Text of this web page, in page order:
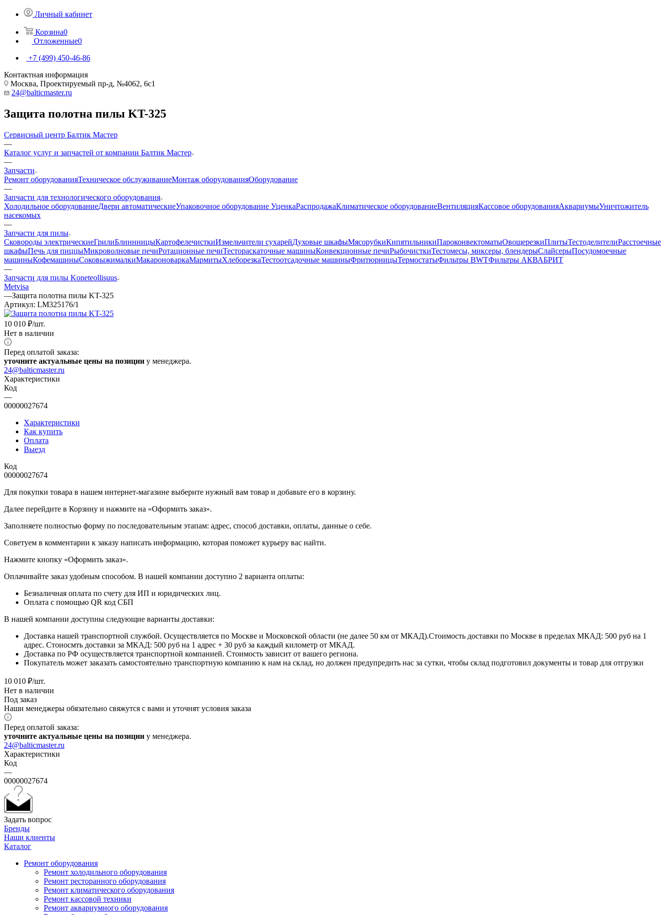
Личный кабинет
Корзина0
Отложенные0
+7 (499) 450-46-86
Контактная информация
Москва, Проектируемый пр-д, №4062, 6с1
24@balticmaster.ru
Защита полотна пилы KT-325
Сервисный центр Балтик Мастер
—
Каталог услуг и запчастей от компании Балтик Мастер
—
Запчасти
Ремонт оборудованияТехническое обслуживаниеМонтаж оборудованияОборудование
—
Запчасти для технологического оборудования
Холодильное оборудованиеДвери автоматическиеУпаковочное оборудование УценкаРаспродажаКлиматическое оборудованиеВентиляцияКассовое оборудованияАквариумыУничтожитель
насекомых
—
Запчасти для пилы
Cковороды электрическиеГрилиБлиннницыКартофелечисткиИзмельчители сухарейДуховые шкафыМясорубкиКипятильникиПароконвектоматыОвощерезкиПлитыТестоделителиРасстоечные
шкафыПечь для пиццыМикроволновые печиРотационные печиТестораскаточные машиныКонвекционные печиРыбочисткиТестомесы, миксеры, блендерыСлайсерыПосудомоечные
машиныКофемашиныСоковыжималкиМакароноваркаМармитыХлеборезкаТестоотсадочные машиныФритюрницыТермостатыФильтры BWTФильтры АКВАБРИТ
—
Запчасти для пилы Koneteollisuus
Metvisa
—Защита полотна пилы KT-325
Артикул: LM325176/1
10 010 ₽/шт.
Нет в наличии
Перед оплатой заказа:
уточните актуальные цены на позиции у менеджера.
24@balticmaster.ru
Характеристики
Код
—
00000027674
Характеристики
Как купить
Оплата
Выезд
Код
00000027674
Для покупки товара в нашем интернет-магазине выберите нужный вам товар и добавьте его в корзину.
Далее перейдите в Корзину и нажмите на «Оформить заказ».
​​​​​​​Заполняете полностью форму по последовательным этапам: адрес, способ доставки, оплаты, данные о себе.
​​​​​​​Советуем в комментарии к заказу написать информацию, которая поможет курьеру вас найти.
​​​​​​​Нажмите кнопку «Оформить заказ».
Оплачивайте заказ удобным способом. В нашей компании доступно 2 варианта оплаты:
Безналичная оплата по счету для ИП и юридических лиц.
Оплата с помощью QR код СБП
В нашей компании доступны следующие варианты доставки:
Доставка нашей транспортной службой. Осуществляется по Москве и Московской области (не далее 50 км от МКАД).Стоимость доставки по Москве в пределах МКАД: 500 руб на 1
адрес. Стоиосмть доставки за МКАД: 500 руб на 1 адрес + 30 руб за каждый километр от МКАД.
Доставка по РФ осуществляется транспортной компанией. Стоимость зависит от вашего региона.
Покупатель может заказать самостоятельно транспортную компанию к нам на склад, но должен предупредить нас за сутки, чтобы склад подготовил документы и товар для отгрузки
10 010 ₽/шт.
Нет в наличии
Под заказ
Наши менеджеры обязательно свяжутся с вами и уточнят условия заказа
Перед оплатой заказа:
уточните актуальные цены на позиции у менеджера.
24@balticmaster.ru
Характеристики
Код
—
00000027674
Задать вопрос
Бренды
Наши клиенты
Каталог
Ремонт оборудования
Ремонт холодильного оборудования
Ремонт ресторанного оборудования
Ремонт климатического оборудования
Ремонт кассовой техники
Ремонт аквариумного оборудования